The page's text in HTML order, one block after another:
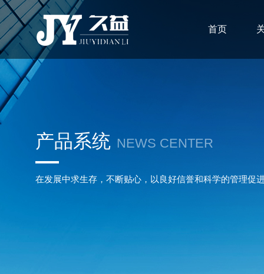
首页
产品系统 NEWS CENTER
在发展中求生存，不断贴心，以良好信誉和科学的管理促